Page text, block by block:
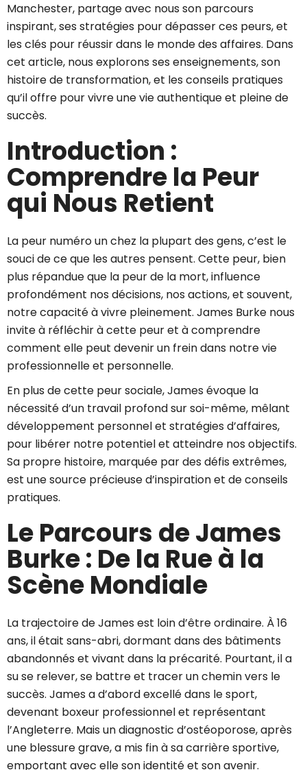
Manchester, partage avec nous son parcours
inspirant, ses stratégies pour dépasser ces peurs, et
les clés pour réussir dans le monde des affaires. Dans
cet article, nous explorons ses enseignements, son
histoire de transformation, et les conseils pratiques
qu’il offre pour vivre une vie authentique et pleine de
succès.
Introduction :
Comprendre la Peur
qui Nous Retient
La peur numéro un chez la plupart des gens, c’est le
souci de ce que les autres pensent. Cette peur, bien
plus répandue que la peur de la mort, influence
profondément nos décisions, nos actions, et souvent,
notre capacité à vivre pleinement. James Burke nous
invite à réfléchir à cette peur et à comprendre
comment elle peut devenir un frein dans notre vie
professionnelle et personnelle.
En plus de cette peur sociale, James évoque la
nécessité d’un travail profond sur soi-même, mêlant
développement personnel et stratégies d’affaires,
pour libérer notre potentiel et atteindre nos objectifs.
Sa propre histoire, marquée par des défis extrêmes,
est une source précieuse d’inspiration et de conseils
pratiques.
Le Parcours de James
Burke : De la Rue à la
Scène Mondiale
La trajectoire de James est loin d’être ordinaire. À 16
ans, il était sans-abri, dormant dans des bâtiments
abandonnés et vivant dans la précarité. Pourtant, il a
su se relever, se battre et tracer un chemin vers le
succès. James a d’abord excellé dans le sport,
devenant boxeur professionnel et représentant
l’Angleterre. Mais un diagnostic d’ostéoporose, après
une blessure grave, a mis fin à sa carrière sportive,
emportant avec elle son identité et son avenir.